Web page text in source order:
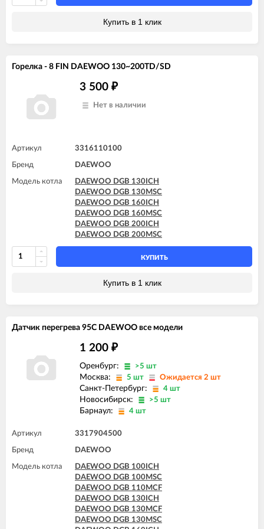
Купить в 1 клик
Горелка - 8 FIN DAEWOO 130~200TD/SD
3 500 ₽
Нет в наличии
Артикул 3316110100
Бренд DAEWOO
Модель котла
DAEWOO DGB 130ICH
DAEWOO DGB 130MSC
DAEWOO DGB 160ICH
DAEWOO DGB 160MSC
DAEWOO DGB 200ICH
DAEWOO DGB 200MSC
КУПИТЬ
Купить в 1 клик
Датчик перегрева 95C DAEWOO все модели
1 200 ₽
Оренбург: >5 шт
Москва: 5 шт Ожидается 2 шт
Санкт-Петербург: 4 шт
Новосибирск: >5 шт
Барнаул: 4 шт
Артикул 3317904500
Бренд DAEWOO
Модель котла
DAEWOO DGB 100ICH
DAEWOO DGB 100MSC
DAEWOO DGB 110MCF
DAEWOO DGB 130ICH
DAEWOO DGB 130MCF
DAEWOO DGB 130MSC